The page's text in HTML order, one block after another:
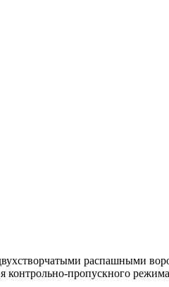
распашными
пропускного